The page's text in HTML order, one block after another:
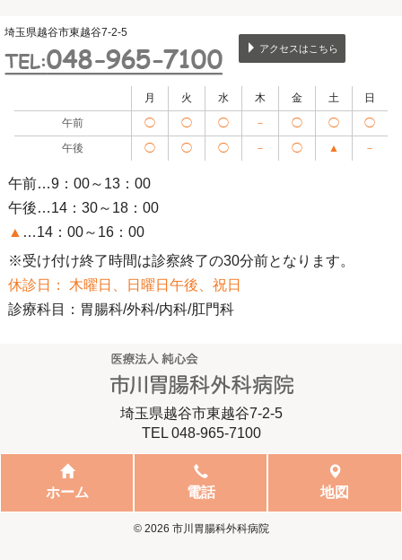
埼玉県越谷市東越谷7-2-5
アクセスはこちら
月 火 水 木 金 土
日
午前
◯ ◯ ◯ － ◯ ◯
◯
午後
◯ ◯ ◯ － ◯ ▲ －
午前…9：00～13：00
午後…14：30～18：00
▲ …14：00～16：00
※受け付け終了時間は診察終了の30分前となります。
休診日： 木曜日、日曜日午後、祝日
診療科目：胃腸科/外科/内科/肛門科
埼玉県越谷市東越谷7-2-5
TEL 048‐965‐7100
ホーム 電話 地図
© 2026 市川胃腸科外科病院